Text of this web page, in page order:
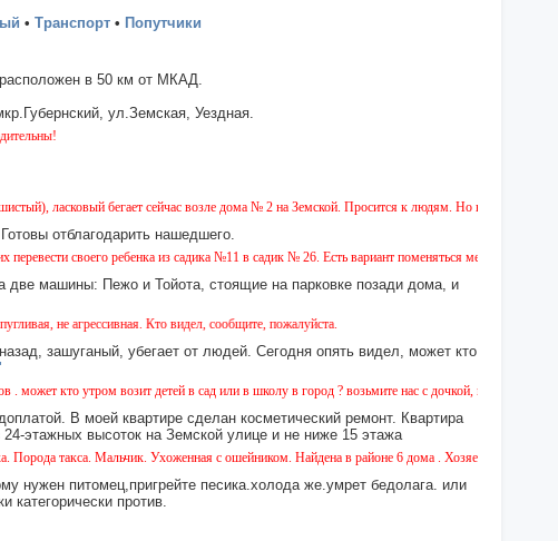
• Транспорт • Попутчики
в 50 км от МКАД.
ул.Земская, Уездная.
ласковый бегает сейчас возле дома № 2 на Земской. Просится к людям. Но на тайского не
отблагодарить нашедшего.
своего ребенка из садика №11 в садик № 26. Есть вариант поменяться местом с нами , мы
машины: Пежо и Тойота, стоящие на парковке позади дома, и
Кто видел, сообщите, пожалуйста.
зашуганый, убегает от людей. Сегодня опять видел, может кто
кто утром возит детей в сад или в школу в город ? возьмите нас с дочкой, пожалуйста.
В моей квартире сделан косметический ремонт. Квартира
этажных высоток на Земской улице и не ниже 15 этажа
такса. Мальчик. Ухоженная с ошейником. Найдена в районе 6 дома . Хозяев просим
нужен питомец,пригрейте песика.холода же.умрет бедолага. или
категорически против.